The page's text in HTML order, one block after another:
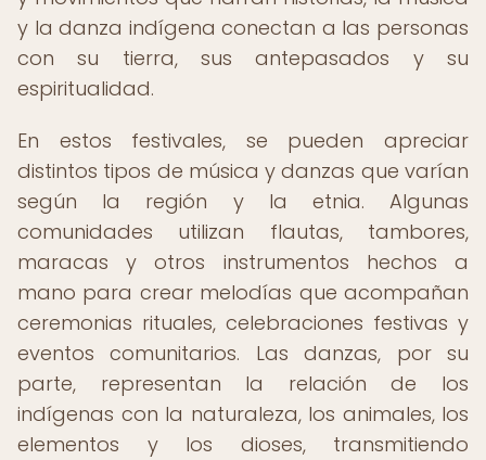
y la danza indígena conectan a las personas
con su tierra, sus antepasados y su
espiritualidad.
En estos festivales, se pueden apreciar
distintos tipos de música y danzas que varían
según la región y la etnia. Algunas
comunidades utilizan flautas, tambores,
maracas y otros instrumentos hechos a
mano para crear melodías que acompañan
ceremonias rituales, celebraciones festivas y
eventos comunitarios. Las danzas, por su
parte, representan la relación de los
indígenas con la naturaleza, los animales, los
elementos y los dioses, transmitiendo